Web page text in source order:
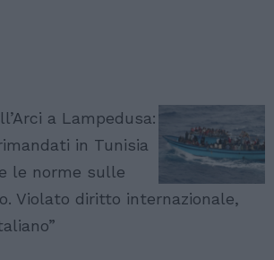
a Lampedusa:
in Tunisia
le norme sulle
Violato diritto internazionale,